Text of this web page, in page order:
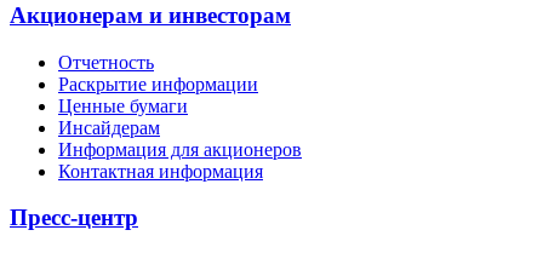
Акционерам и инвесторам
Отчетность
Раскрытие информации
Ценные бумаги
Инсайдерам
Информация для акционеров
Контактная информация
Пресс-центр